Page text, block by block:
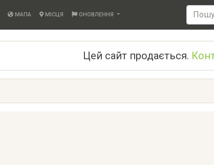
МАПА МІСЦЯ ОНОВЛЕННЯ
Цей сайт продається.